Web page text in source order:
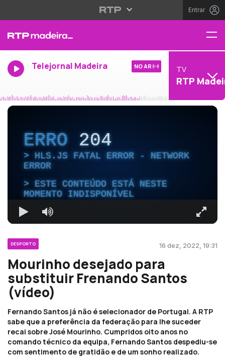
Entrar
Telejornal Madeira NO AR TV
RTP
ERRO204
HLS.JS FATAL ERROR - NETWORK
ERROR
ESTE CONTEÚDO ESTÁ NESTE
MOMENTO INDISPONÍVEL
DESPORTO 16 dez, 2022, 19:31
Mourinho desejado para
substituir Frenando Santos
(vídeo)
Fernando Santos já não é selecionador de Portugal. A RTP
sabe que a preferência da federação para lhe suceder
recai sobre José Mourinho. Cumpridos oito anos no
comando técnico da equipa, Fernando Santos despediu-se
com sentimento de gratidão e de um sonho realizado.